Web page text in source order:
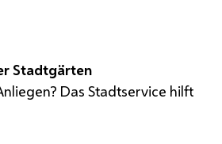
Stadtgärten
Das Stadtservice hilft